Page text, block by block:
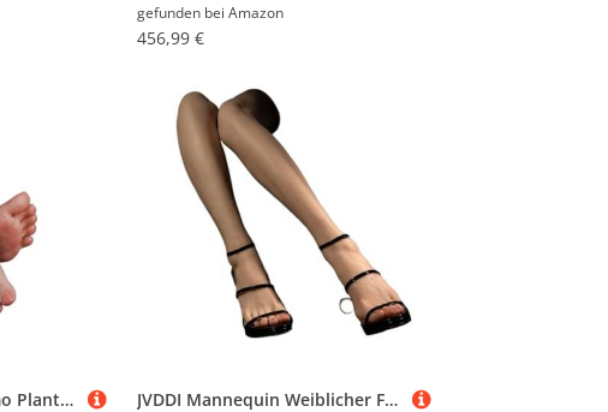
gefunden bei Amazon
456,99 €
JVDDI Simulation Fußmo Plantarfalten Echtes Bein Display Nail Art Kostüm Requisiten Silikon TG3723(All Silicone,Left Foot)
JVDDI Mannequin Weiblicher Fuß Lans Beinmo, Lebensechte Strümpfe Flüssis Silikon for Kunstmassa Maniküre Praxis Film Requisiten TG38L(Toes Bone,Left Leg)